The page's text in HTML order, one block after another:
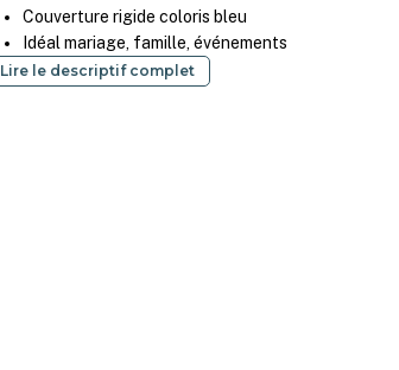
Couverture rigide coloris bleu
Idéal mariage, famille, événements
Lire le descriptif complet